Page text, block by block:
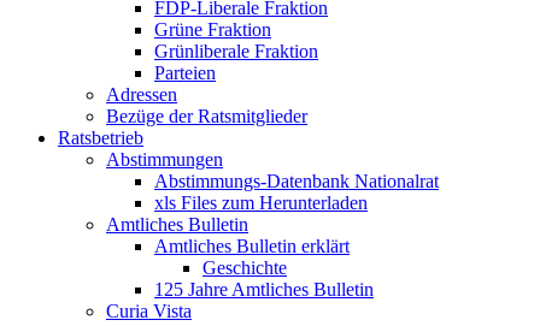
FDP-Liberale Fraktion
Grüne Fraktion
Grünliberale Fraktion
Parteien
Adressen
Bezüge der Ratsmitglieder
Ratsbetrieb
Abstimmungen
Abstimmungs-Datenbank Nationalrat
xls Files zum Herunterladen
Amtliches Bulletin
Amtliches Bulletin erklärt
Geschichte
125 Jahre Amtliches Bulletin
Curia Vista